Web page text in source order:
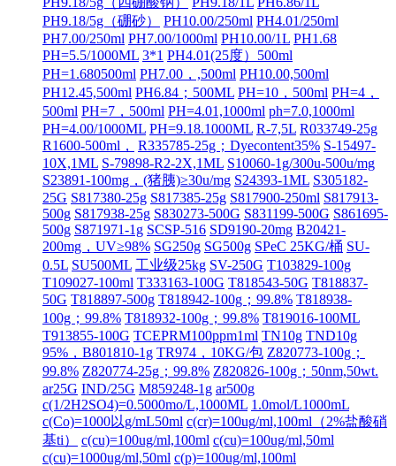
PH9.18/5g（硼砂）
PH10.00/250ml PH4.01/250ml
PH7.00/250ml PH7.00/1000ml PH10.00/1L PH1.68
PH=5.5/1000ML 3*1 PH4.01(25度）500ml
PH=1.680500ml PH7.00，,500ml PH10.00,500ml
PH12.45,500ml PH6.84；500ML PH=10，500ml PH=4，
500ml PH=7，500ml PH=4.01,1000ml ph=7.0,1000ml
PH=4.00/1000ML PH=9.18.1000ML R-7,5L R033749-25g
R1600-500ml，
R335785-25g；Dyecontent35% S-15497-
10X,1ML S-79898-R2-2X,1ML S10060-1g/300u-500u/mg
S23891-100mg，(猪胰)≥30u/mg S24393-1ML S305182-
25G S817380-25g S817385-25g S817900-250ml S817913-
500g S817938-25g S830273-500G S831199-500G S861695-
500g S871971-1g SCSP-516 SD9190-20mg B20421-
200mg，UV≥98% SG250g SG500g SPeC 25KG/桶 SU-
0.5L SU500ML 工业级25kg SV-250G T103829-100g
T109027-100ml T333163-100G T818543-50G T818837-
50G T818897-500g T818942-100g；99.8% T818938-
100g；99.8% T818932-100g；99.8% T819016-100ML
T913855-100G TCEPRM100ppm1ml TN10g TND10g
95%，B801810-1g TR974，10KG/包 Z820773-100g；
99.8% Z820774-25g；99.8% Z820826-100g；50nm,50wt.
ar25G IND/25G M859248-1g ar500g
c(1/2H2SO4)=0.5000mo/L,1000ML 1.0mol/L1000mL
c(Co)=1000以g/mL50ml c(cr)=100ug/ml,100ml（2%盐酸硝
基ti）
c(cu)=100ug/ml,100ml c(cu)=100ug/ml,50ml
c(cu)=1000ug/ml,50ml c(p)=100ug/ml,100ml